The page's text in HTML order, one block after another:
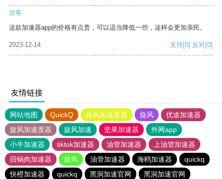
游客
这款加速器app的价格有点贵，可以适当降低一些，这样会更加亲民。
2023-12-14 支持[0] 反对[0]
友情链接
网站地图 QuickQ 旋风加速度器 旋风
优途加速器
旋风加速度器
旋风加速 坚果加速器
外网app
小牛加速器
tiktok加速器 油管加速器
上油管加速器
回锅肉加速器
旋风 油管加速器 海鸥加速器
quickq
快橙加速器
quickq 黑洞加速官网 黑洞加速官网